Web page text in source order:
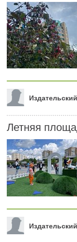
Летняя